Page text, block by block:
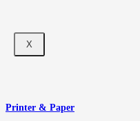
X
Printer & Paper